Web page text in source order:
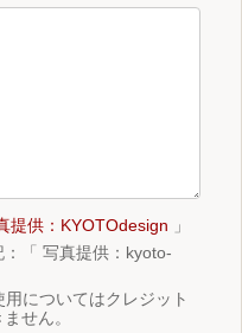
提供：KYOTOdesign 」
：「 写真提供：kyoto-
についてはクレジット
せん。